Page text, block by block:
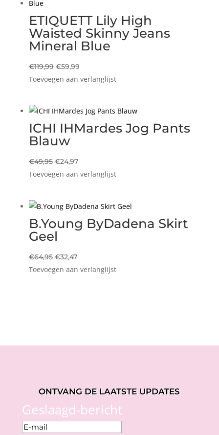
ETIQUETT Lily High
Waisted Skinny Jeans
Mineral Blue
€119,99 Oorspronkelijke
prijs
€59,99Huidige
prijs
Toevoegen aan verlanglijst
ICHI IHMardes Jog Pants
Blauw
€49,95 Oorspronkelijke
prijs
€24,97Huidige
prijs
Toevoegen aan verlanglijst
B.Young ByDadena Skirt
Geel
€64,95 Oorspronkelijke
prijs
€32,47Huidige
prijs
Toevoegen aan verlanglijst
ONTVANG DE LAATSTE UPDATES
Geslaagd-bericht